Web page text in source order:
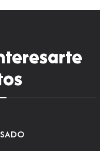
le dan de 300 a
del flash.
con zapato
Pentax, Olympus,